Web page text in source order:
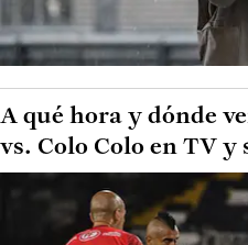
A qué hora y dónde
vs. Colo Colo en TV